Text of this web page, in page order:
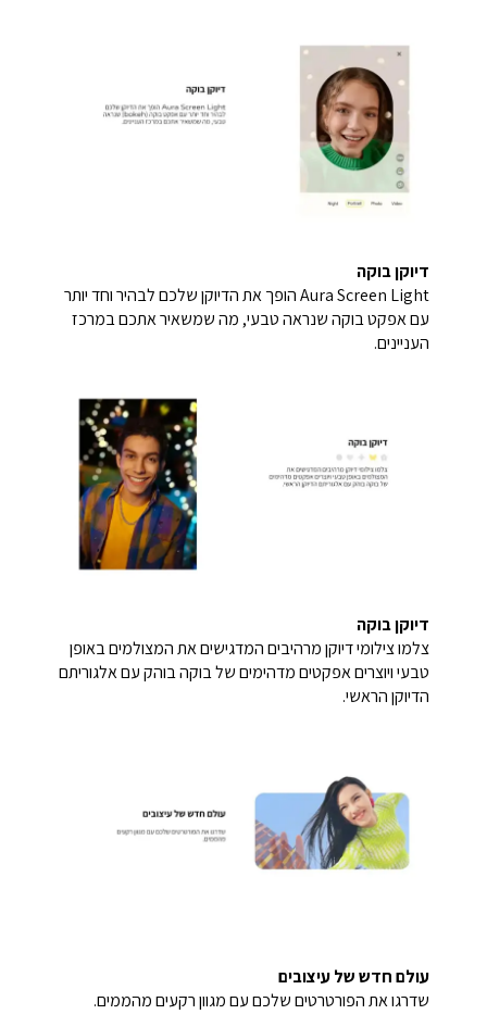
דיוקן בוקה
Aura Screen Light הופך את הדיוקן שלכם לבהיר וחד יותר
עם אפקט בוקה שנראה טבעי, מה שמשאיר אתכם במרכז
העניינים.
דיוקן בוקה
צלמו צילומי דיוקן מרהיבים המדגישים את המצולמים באופן
טבעי ויוצרים אפקטים מדהימים של בוקה בוהק עם אלגוריתם
הדיוקן הראשי.
עולם חדש של עיצובים
שדרגו את הפורטרטים שלכם עם מגוון רקעים מהממים.